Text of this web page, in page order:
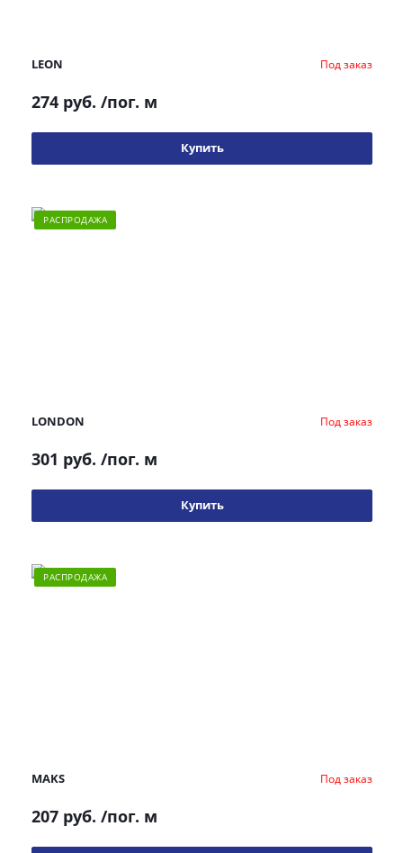
LEON Под заказ
274 руб. /пог. м
Купить
РАСПРОДАЖА
LONDON Под заказ
301 руб. /пог. м
Купить
РАСПРОДАЖА
MAKS Под заказ
207 руб. /пог. м